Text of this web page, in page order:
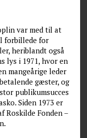
var med til at
forbillede for
heriblandt også
lys i 1971, hvor en
mangeårige leder
gæster, og
publikumsucces
Siden 1973 er
Roskilde Fonden –